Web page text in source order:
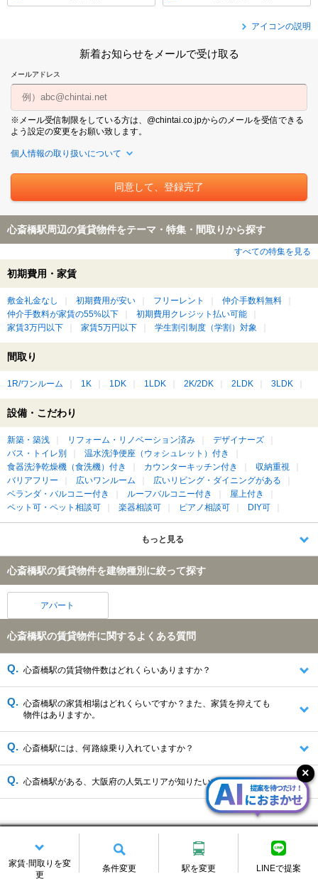
家賃·間取りを変
更
条件変更 駅を変更 LINEで提案
アイコンの説明
新着お知らせをメールで受け取る
メールアドレス
※メール受信制限をしている方は、@chintai.co.jpからのメールを受信できる
よう設定の変更をお願い致します。
個人情報の取り扱いについて
心斎橋駅周辺の賃貸物件をテーマ・特集・間取りから探す
すべての特集を見る
初期費用・家賃
敷金礼金なし 初期費用が安い フリーレント
仲介手数料無料
仲介手数料が家賃の55%以下
初期費用クレジット払い可能
家賃3万円以下
家賃5万円以下 学生割引制度（学割）対象
間取り
1R/ワンルーム 1K 1DK 1LDK 2K/2DK 2LDK 3LDK
設備・こだわり
新築・築浅 リフォーム・リノベーション済み
デザイナーズ
バス・トイレ別
温水洗浄便座（ウォシュレット）付き
食器洗浄乾燥機（食洗機）付き
カウンターキッチン付き
収納重視
バリアフリー
広いワンルーム
広いリビング・ダイニングがある
ベランダ・バルコニー付き
ルーフバルコニー付き
屋上付き
ペット可・ペット相談可
楽器相談可 ピアノ相談可 DIY可
もっと見る
心斎橋駅の賃貸物件を建物種別に絞って探す
アパート
心斎橋駅の賃貸物件に関するよくある質問
心斎橋駅の賃貸物件数はどれくらいありますか？
心斎橋駅の家賃相場はどれくらいですか？また、家賃を抑えても
物件はありますか。
心斎橋駅には、何路線乗り入れていますか？
心斎橋駅がある、大阪府の人気エリアが知りたいです。
心斎橋駅の賃貸情報を変更する